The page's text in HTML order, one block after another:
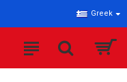
Greek